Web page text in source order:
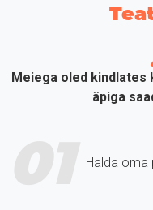
Meiega oled kindlates
äpiga
01 Halda oma